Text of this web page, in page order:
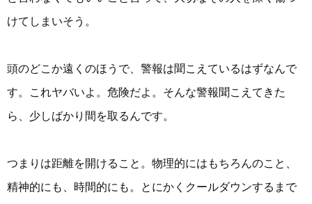
けてしまいそう。
頭のどこか遠くのほうで、警報は聞こえているはずなんで
す。これヤバいよ。危険だよ。そんな警報聞こえてきた
ら、少しばかり間を取るんです。
つまりは距離を開けること。物理的にはもちろんのこと、
精神的にも、時間的にも。とにかくクールダウンするまで